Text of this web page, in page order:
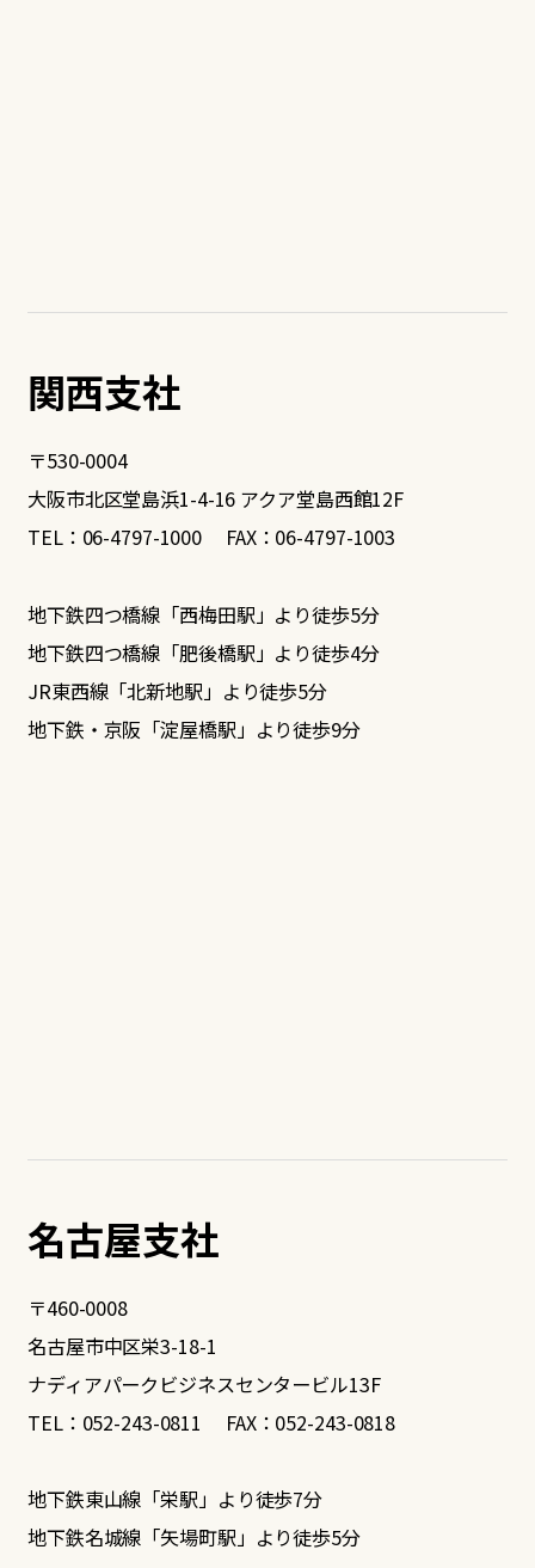
関西支社
〒530-0004
大阪市北区堂島浜1-4-16 アクア堂島西館12F
TEL：06-4797-1000 FAX：06-4797-1003
地下鉄四つ橋線「西梅田駅」より徒歩5分
地下鉄四つ橋線「肥後橋駅」より徒歩4分
JR東西線「北新地駅」より徒歩5分
地下鉄・京阪「淀屋橋駅」より徒歩9分
名古屋支社
〒460-0008
名古屋市中区栄3-18-1
ナディアパークビジネスセンタービル13F
TEL：052-243-0811 FAX：052-243-0818
地下鉄東山線「栄駅」より徒歩7分
地下鉄名城線「矢場町駅」より徒歩5分